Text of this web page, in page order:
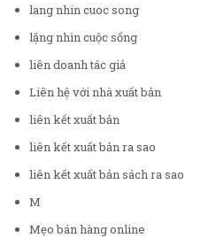
lang nhin cuoc song
lặng nhìn cuộc sống
liên doanh tác giả
Liên hệ với nhà xuất bản
liên kết xuất bản
liên kết xuất bản ra sao
liên kết xuất bản sách ra sao
M
Mẹo bán hàng online